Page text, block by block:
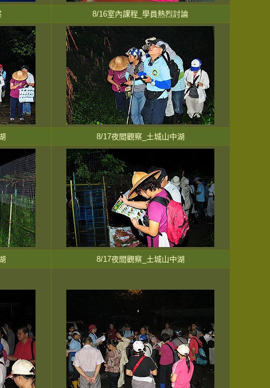
8/16室內課程_學員熱烈討論
8/17夜間觀察_土城山中湖
8/17夜間觀察_土城山中湖